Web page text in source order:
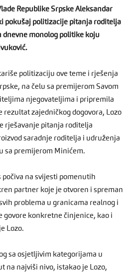
Republike Srpske Aleksandar
pokušaj politizacije pitanja roditelja
dnevne monolog politike koju
politizaciju ove teme i rješenja
na čelu sa premijerom Savom
njegovateljima i pripremila
rezultat zajedničkog dogovora, Lozo
rješavanje pitanja roditelja
saradnje roditelja i udruženja
sa premijerom Minićem.
počiva na svijesti pomenutih
partner koje je otvoren i spreman
problema u granicama realnog i
govore konkretne činjenice, kao i
Lozo.
sa osjetljivim kategorijama u
na najviši nivo, istakao je Lozo,